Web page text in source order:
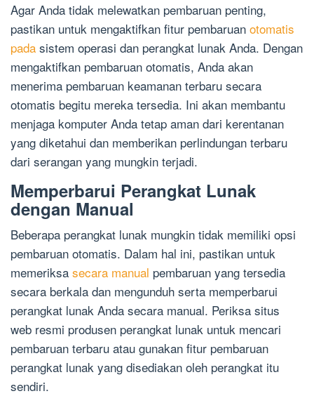
Agar Anda tidak melewatkan pembaruan penting,
pastikan untuk mengaktifkan fitur pembaruan otomatis
pada sistem operasi dan perangkat lunak Anda. Dengan
mengaktifkan pembaruan otomatis, Anda akan
menerima pembaruan keamanan terbaru secara
otomatis begitu mereka tersedia. Ini akan membantu
menjaga komputer Anda tetap aman dari kerentanan
yang diketahui dan memberikan perlindungan terbaru
dari serangan yang mungkin terjadi.
Memperbarui Perangkat Lunak
dengan Manual
Beberapa perangkat lunak mungkin tidak memiliki opsi
pembaruan otomatis. Dalam hal ini, pastikan untuk
memeriksa secara manual pembaruan yang tersedia
secara berkala dan mengunduh serta memperbarui
perangkat lunak Anda secara manual. Periksa situs
web resmi produsen perangkat lunak untuk mencari
pembaruan terbaru atau gunakan fitur pembaruan
perangkat lunak yang disediakan oleh perangkat itu
sendiri.